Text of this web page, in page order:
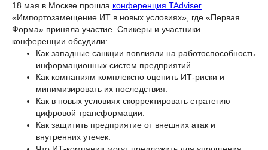
18 мая в Москве прошла конференция TAdviser
«Импортозамещение ИТ в новых условиях», где «Первая
Форма» приняла участие. Спикеры и участники
конференции обсудили:
Как западные санкции повлияли на работоспособность
информационных систем предприятий.
Как компаниям комплексно оценить ИТ-риски и
минимизировать их последствия.
Как в новых условиях скорректировать стратегию
цифровой трансформации.
Как защитить предприятие от внешних атак и
внутренних утечек.